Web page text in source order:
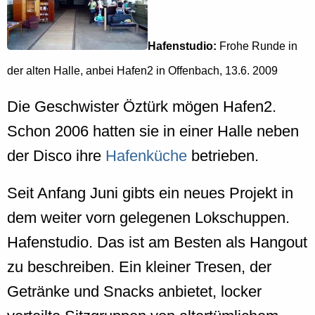
Hafenstudio: Frohe Runde in
der alten Halle, anbei Hafen2 in Offenbach, 13.6. 2009
Die Geschwister Öztürk mögen Hafen2.
Schon 2006 hatten sie in einer Halle neben
der Disco ihre Hafenküche betrieben.
Seit Anfang Juni gibts ein neues Projekt in
dem weiter vorn gelegenen Lokschuppen.
Hafenstudio. Das ist am Besten als Hangout
zu beschreiben. Ein kleiner Tresen, der
Getränke und Snacks anbietet, locker